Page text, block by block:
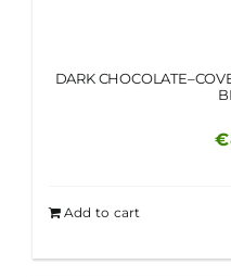
DARK
€
Add to cart